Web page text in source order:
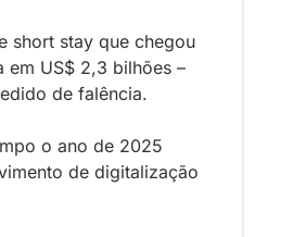
short stay que chegou
em US$ 2,3 bilhões –
de falência.
o ano de 2025
de digitalização